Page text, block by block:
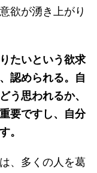
欲が湧き上がり
たいという欲求
認められる。自
う思われるか、
要ですし、自分
。
、多くの人を葛